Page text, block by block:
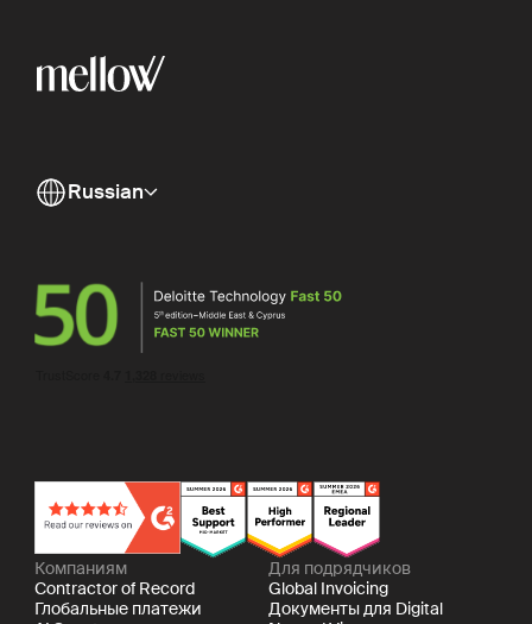
Russian
Компаниям
Contractor of Record
Глобальные платежи
Для подрядчиков
Global Invoicing
Документы для Digital